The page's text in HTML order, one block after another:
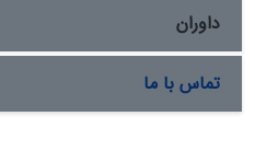
87/12 مگاژول به دست
غذایی روزانه برای مدیریت
تهیه طرح‌های مدیریتی به آن
داوران
تماس با ما